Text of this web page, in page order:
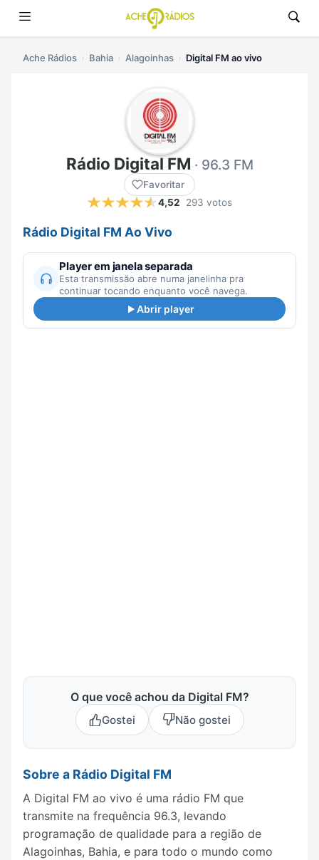
Ache Rádios Bahia Alagoinhas Digital FM ao vivo
Rádio Digital FM · 96.3 FM
Favoritar
4,52
293 votos
Rádio Digital FM Ao Vivo
Player em janela separada
Esta transmissão abre numa janelinha pra
continuar tocando enquanto você navega.
Abrir player
O que você achou da Digital FM?
Gostei Não gostei
Sobre a Rádio Digital FM
A Digital FM ao vivo é uma rádio FM que
transmite na frequência 96.3, levando
programação de qualidade para a região de
Alagoinhas, Bahia, e para todo o mundo como